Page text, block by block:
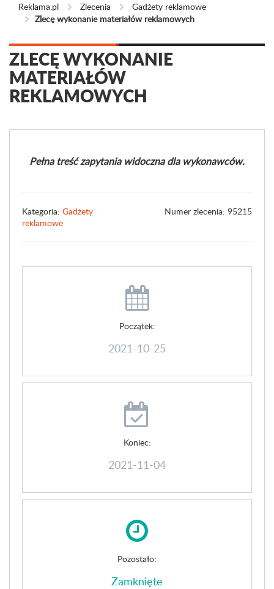
Reklama.pl Zlecenia
Gadżety reklamowe
Zlecę wykonanie materiałów reklamowych
ZLECĘ WYKONANIE
MATERIAŁÓW
REKLAMOWYCH
Pełna treść zapytania widoczna dla wykonawców.
Kategoria: Gadżety
reklamowe
Numer zlecenia: 95215
Początek:
2021-10-25
Koniec:
2021-11-04
Pozostało:
Zamknięte